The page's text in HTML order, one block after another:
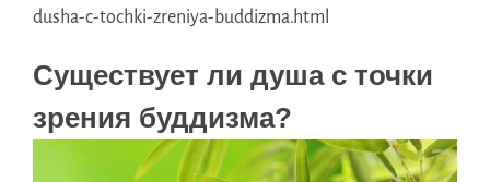
dusha-c-tochki-zreniya-buddizma.html
Существует ли душа с точки
зрения буддизма?